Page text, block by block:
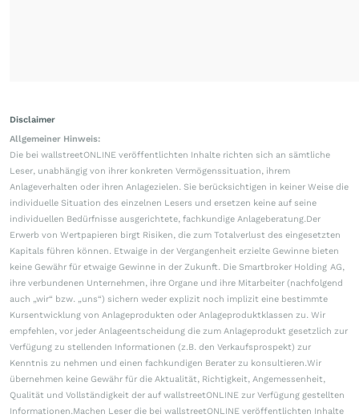
Disclaimer
Allgemeiner Hinweis:
Die bei wallstreetONLINE veröffentlichten Inhalte richten sich an sämtliche
Leser, unabhängig von ihrer konkreten Vermögenssituation, ihrem
Anlageverhalten oder ihren Anlagezielen. Sie berücksichtigen in keiner Weise die
individuelle Situation des einzelnen Lesers und ersetzen keine auf seine
individuellen Bedürfnisse ausgerichtete, fachkundige Anlageberatung.Der
Erwerb von Wertpapieren birgt Risiken, die zum Totalverlust des eingesetzten
Kapitals führen können. Etwaige in der Vergangenheit erzielte Gewinne bieten
keine Gewähr für etwaige Gewinne in der Zukunft. Die Smartbroker Holding AG,
ihre verbundenen Unternehmen, ihre Organe und ihre Mitarbeiter (nachfolgend
auch „wir“ bzw. „uns“) sichern weder explizit noch implizit eine bestimmte
Kursentwicklung von Anlageprodukten oder Anlageproduktklassen zu. Wir
empfehlen, vor jeder Anlageentscheidung die zum Anlageprodukt gesetzlich zur
Verfügung zu stellenden Informationen (z.B. den Verkaufsprospekt) zur
Kenntnis zu nehmen und einen fachkundigen Berater zu konsultieren.Wir
übernehmen keine Gewähr für die Aktualität, Richtigkeit, Angemessenheit,
Qualität und Vollständigkeit der auf wallstreetONLINE zur Verfügung gestellten
Informationen.Machen Leser die bei wallstreetONLINE veröffentlichten Inhalte